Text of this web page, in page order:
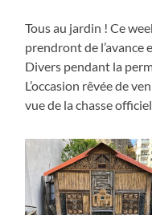
Tous au jardin ! Ce
prendront de l’avance
Divers pendant la
L’occasion rêvée de
vue de la chasse